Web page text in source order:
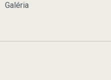
Galéria